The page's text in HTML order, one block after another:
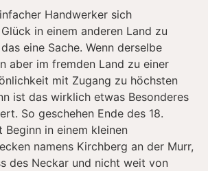
Handwerker sich
in einem anderen Land zu
eine Sache. Wenn derselbe
aber im fremden Land zu einer
mit Zugang zu höchsten
ist das wirklich etwas Besonderes
So geschehen Ende des 18.
in einem kleinen
namens Kirchberg an der Murr,
des Neckar und nicht weit von